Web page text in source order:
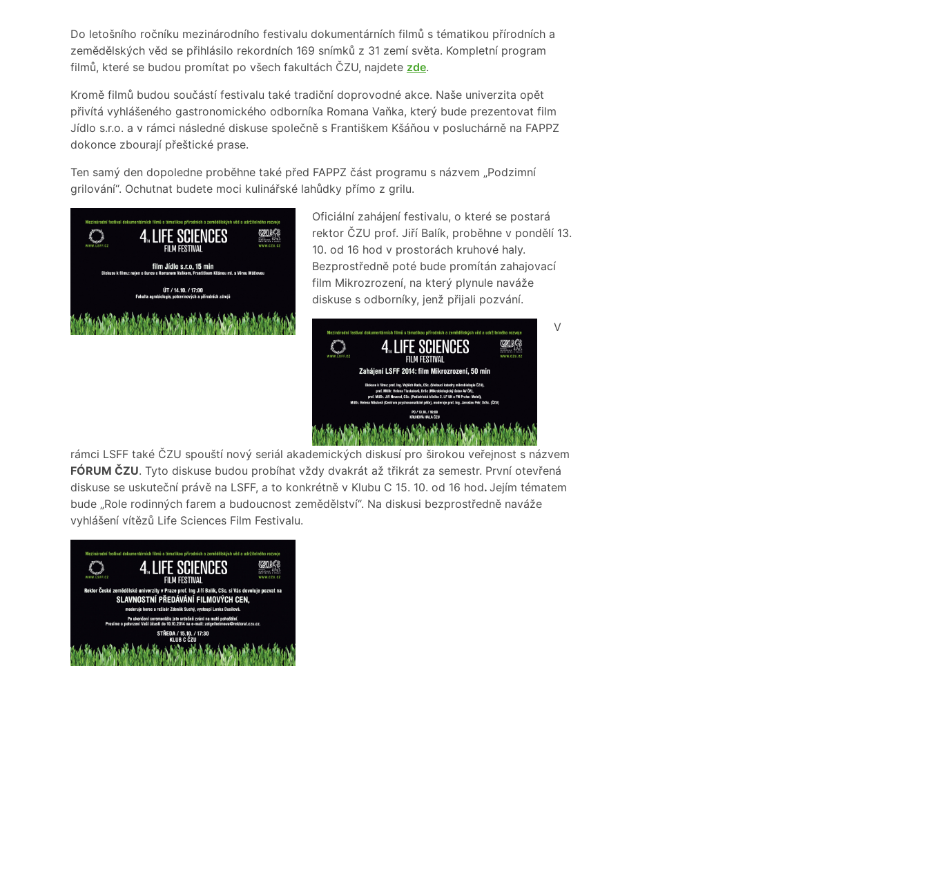
Do letošního ročníku mezinárodního festivalu dokumentárních filmů s tématikou přírodních a
zemědělských věd se přihlásilo rekordních 169 snímků z 31 zemí světa. Kompletní program
filmů, které se budou promítat po všech fakultách ČZU, najdete zde.
Kromě filmů budou součástí festivalu také tradiční doprovodné akce. Naše univerzita opět
přivítá vyhlášeného gastronomického odborníka Romana Vaňka, který bude prezentovat film
Jídlo s.r.o. a v rámci následné diskuse společně s Františkem Kšáňou v posluchárně na FAPPZ
dokonce zbourají přeštické prase.
Ten samý den dopoledne proběhne také před FAPPZ část programu s názvem „Podzimní
grilování“. Ochutnat budete moci kulinářské lahůdky přímo z grilu.
Oficiální zahájení festivalu, o které se postará
rektor ČZU prof. Jiří Balík, proběhne v pondělí 13.
10. od 16 hod v prostorách kruhové haly.
Bezprostředně poté bude promítán zahajovací
film Mikrozrození, na který plynule naváže
diskuse s odborníky, jenž přijali pozvání.
V
rámci LSFF také ČZU spouští nový seriál akademických diskusí pro širokou veřejnost s názvem
FÓRUM ČZU. Tyto diskuse budou probíhat vždy dvakrát až třikrát za semestr. První otevřená
diskuse se uskuteční právě na LSFF, a to konkrétně v Klubu C 15. 10. od 16 hod. Jejím tématem
bude „Role rodinných farem a budoucnost zemědělství“. Na diskusi bezprostředně naváže
vyhlášení vítězů Life Sciences Film Festivalu.